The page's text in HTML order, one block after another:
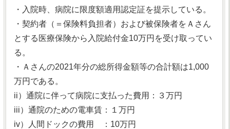
・入院時、病院に限度額適用認定証を提示している。
・契約者（＝保険料負担者）および被保険者をＡさん
とする医療保険から入院給付金10万円を受け取ってい
る。
・Ａさんの2021年分の総所得金額等の合計額は1,000
万円である。
ii）通院に伴って病院に支払った費用：３万円
iii）通院のための電車賃：１万円
iv）人間ドックの費用 ：10万円